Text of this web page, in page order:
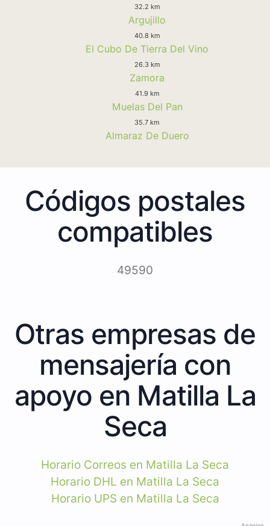
32.2 km
Argujillo
40.8 km
El Cubo De Tierra Del Vino
26.3 km
Zamora
41.9 km
Muelas Del Pan
35.7 km
Almaraz De Duero
Códigos postales
compatibles
49590
Otras empresas de
mensajería con
apoyo en Matilla La
Seca
Horario Correos en Matilla La Seca
Horario DHL en Matilla La Seca
Horario UPS en Matilla La Seca